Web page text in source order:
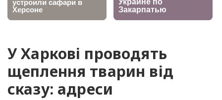
У Харкові проводять
щеплення тварин від
сказу: адреси